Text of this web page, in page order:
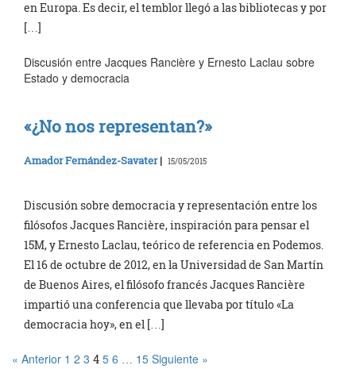
en Europa. Es decir, el temblor llegó a las bibliotecas y por
[…]
Discusión entre Jacques Rancière y Ernesto Laclau sobre
Estado y democracia
«¿No nos representan?»
Amador Fernández-Savater| 15/05/2015
Discusión sobre democracia y representación entre los
filósofos Jacques Rancière, inspiración para pensar el
15M, y Ernesto Laclau, teórico de referencia en Podemos.
El 16 de octubre de 2012, en la Universidad de San Martín
de Buenos Aires, el filósofo francés Jacques Rancière
impartió una conferencia que llevaba por título «La
democracia hoy», en el […]
« Anterior 1 2 3 4 5 6 … 15 Siguiente »